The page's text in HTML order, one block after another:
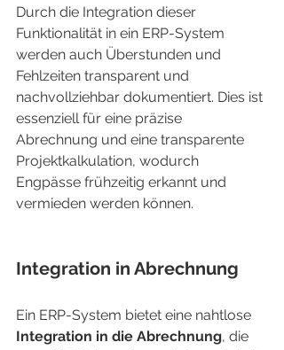
Durch die Integration dieser
Funktionalität in ein ERP-System
werden auch Überstunden und
Fehlzeiten transparent und
nachvollziehbar dokumentiert. Dies ist
essenziell für eine präzise
Abrechnung und eine transparente
Projektkalkulation, wodurch
Engpässe frühzeitig erkannt und
vermieden werden können.
Integration in Abrechnung
Ein ERP-System bietet eine nahtlose
Integration in die Abrechnung, die